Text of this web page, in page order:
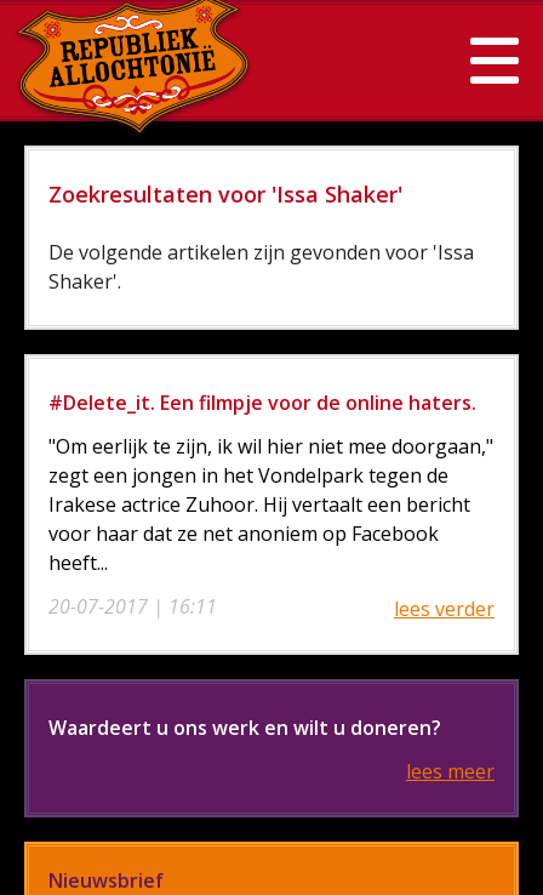
Zoekresultaten voor 'Issa Shaker'
De volgende artikelen zijn gevonden voor 'Issa
Shaker'.
#Delete_it. Een filmpje voor de online haters.
20-07-2017 | 16:11
"Om eerlijk te zijn, ik wil hier niet mee doorgaan,"
zegt een jongen in het Vondelpark tegen de
Irakese actrice Zuhoor. Hij vertaalt een bericht
voor haar dat ze net anoniem op Facebook
heeft...
lees verder
Waardeert u ons werk en wilt u doneren?
lees meer
Nieuwsbrief